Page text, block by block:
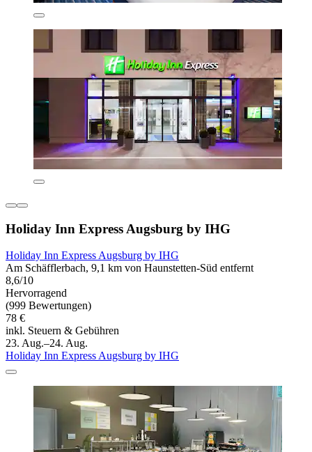
Holiday Inn Express Augsburg by IHG
Holiday Inn Express Augsburg by IHG
Am Schäfflerbach, 9,1 km von Haunstetten-Süd entfernt
8,6/10
Hervorragend
(999 Bewertungen)
78 €
inkl. Steuern & Gebühren
23. Aug.–24. Aug.
Holiday Inn Express Augsburg by IHG